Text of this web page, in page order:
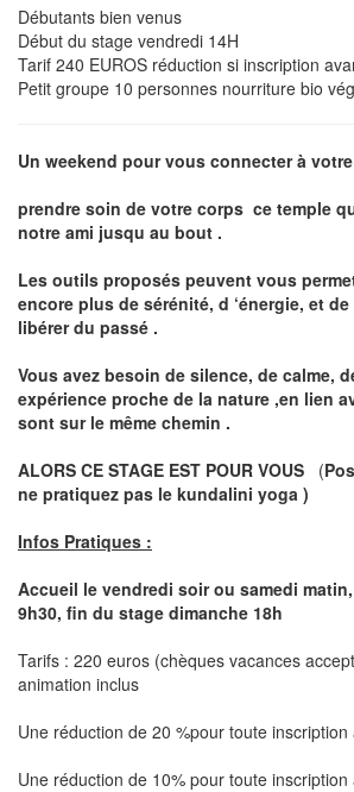
Débutants bien venus
Début du stage vendredi 14H
Tarif 240 EUROS réduction si inscription
Petit groupe 10 personnes nourriture bio
Un weekend pour vous connecter à
prendre soin de votre corps ce temple
notre ami jusqu au bout .
Les outils proposés peuvent vous
encore plus de sérénité, d ‘énergie, et
libérer du passé .
Vous avez besoin de silence, de calme,
expérience proche de la nature ,en lien
sont sur le même chemin .
ALORS CE STAGE EST POUR VOUS
(
ne pratiquez pas le kundalini yoga )
Infos Pratiques :
Accueil le vendredi soir ou samedi
9h30, fin du stage dimanche 18h
Tarifs : 220 euros (chèques vacances
animation inclus
Une réduction de 20 %pour toute inscription
Une réduction de 10% pour toute